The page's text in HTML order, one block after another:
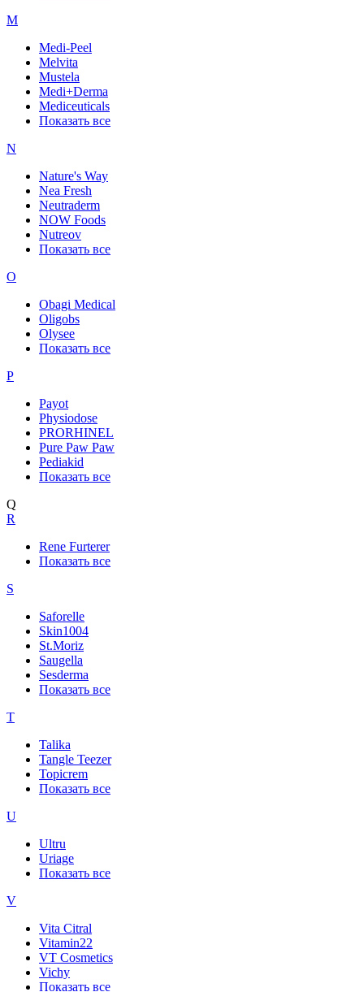
M
Medi-Peel
Melvita
Mustela
Medi+Derma
Mediceuticals
Показать все
N
Nature's Way
Nea Fresh
Neutraderm
NOW Foods
Nutreov
Показать все
O
Obagi Medical
Oligobs
Olysee
Показать все
P
Payot
Physiodose
PRORHINEL
Pure Paw Paw
Pediakid
Показать все
Q
R
Rene Furterer
Показать все
S
Saforelle
Skin1004
St.Moriz
Saugella
Sesderma
Показать все
T
Talika
Tangle Teezer
Topicrem
Показать все
U
Ultru
Uriage
Показать все
V
Vita Citral
Vitamin22
VT Cosmetics
Vichy
Показать все